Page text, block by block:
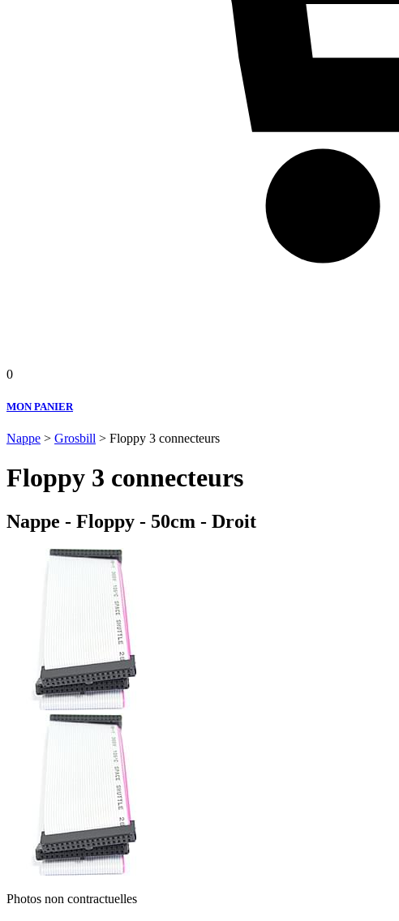
0
MON PANIER
Nappe > Grosbill > Floppy 3 connecteurs
Floppy 3 connecteurs
Nappe - Floppy - 50cm - Droit
Photos non contractuelles